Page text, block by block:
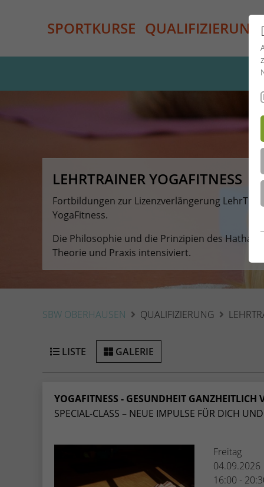
SPORTKURSE QUALIFIZIERUNG
LEHRTRAINER YOGAFITNESS
Fortbildungen zur Lizenzverlängerung
YogaFitness.
Die Philosophie und die Prinzipien des Hatha
Theorie und Praxis intensiviert.
SBW OBERHAUSEN QUALIFIZIERUNG
LISTE GALERIE
YOGAFITNESS - GESUNDHEIT GANZHEITLICH
SPECIAL-CLASS – NEUE IMPULSE FÜR DICH
Freitag
04.09.2026
16:00 -